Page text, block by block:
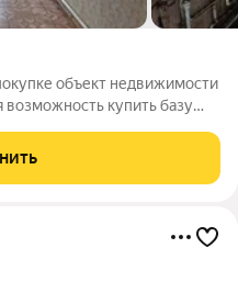
объект недвижимости
купить базу
ВСЁ